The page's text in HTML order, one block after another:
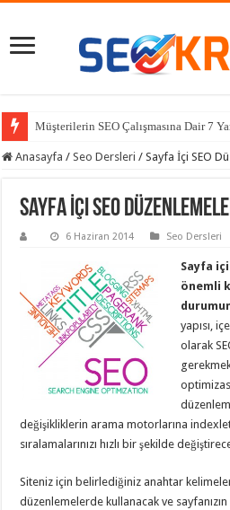
Müşterilerin SEO Çalışmasına Dair 7
Anasayfa / Seo Dersleri / Sayfa İçi SEO
Sayfa İçi SEO
6 Haziran 2014 Seo Dersleri
Sayfa
önemli
yapısı,
olarak
değişikliklerin arama motorlarına
sıralamalarınızı hızlı bir şekilde
Siteniz için belirlediğiniz anahtar
düzenlemelerde kullanacak ve